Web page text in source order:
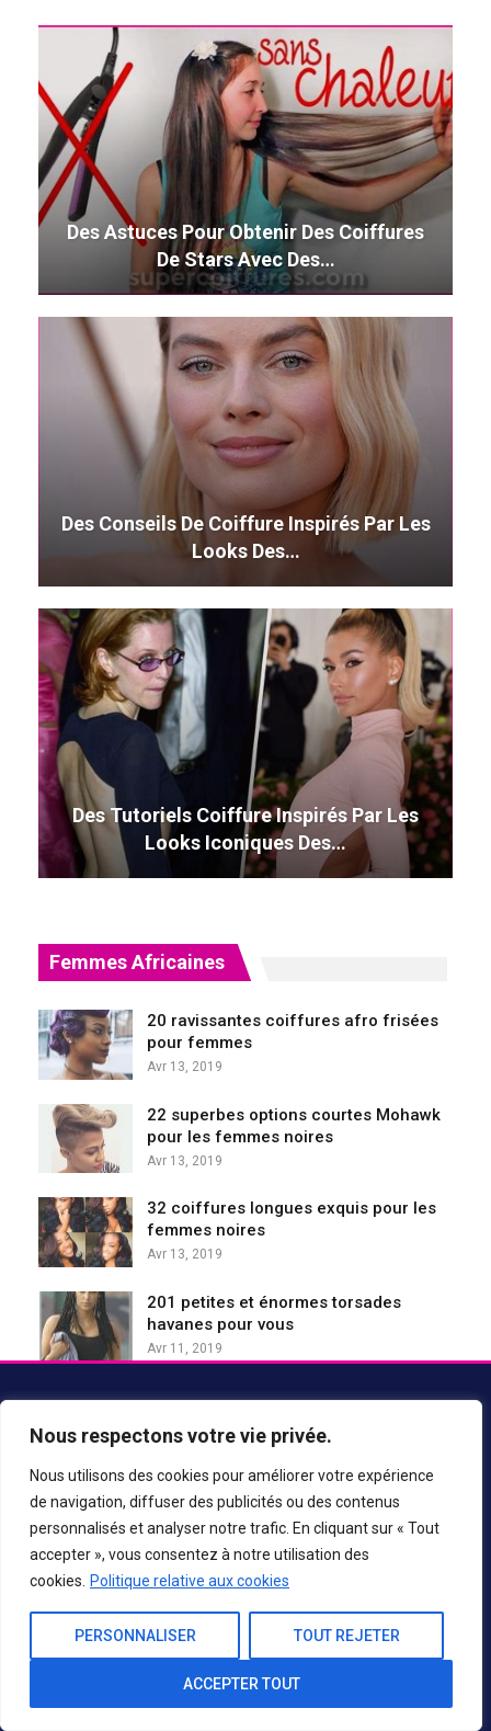
Nous respectons votre vie privée.
Nous utilisons des cookies pour améliorer votre expérience
de navigation, diffuser des publicités ou des contenus
personnalisés et analyser notre trafic. En cliquant sur « Tout
accepter », vous consentez à notre utilisation des
cookies.
Politique relative aux cookies
PERSONNALISER TOUT REJETER
ACCEPTER TOUT
Des Astuces Pour Obtenir Des Coiffures
De Stars Avec Des…
Des Conseils De Coiffure Inspirés Par Les
Looks Des…
Des Tutoriels Coiffure Inspirés Par Les
Looks Iconiques Des…
Femmes Africaines
20 ravissantes coiffures afro frisées
pour femmes
Avr 13, 2019
22 superbes options courtes Mohawk
pour les femmes noires
Avr 13, 2019
32 coiffures longues exquis pour les
femmes noires
Avr 13, 2019
201 petites et énormes torsades
havanes pour vous
Avr 11, 2019
À Propos De Nous
Les coupes de cheveux sont quelque chose qui va nous donner un
look parfait et cela améliore notre visage pour le rendre plus beau,
de sorte que toutes les personnes du monde prennent des
inspirations plus stylées et plus chaudes de notre site.